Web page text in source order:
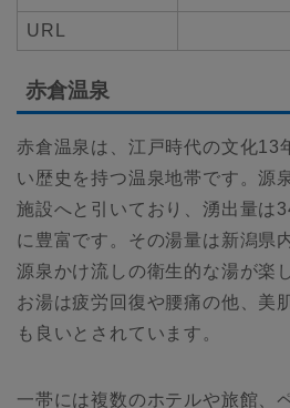
URL
赤倉温泉
赤倉温泉は、江戸時代の文化13
い歴史を持つ温泉地帯です。源
施設へと引いており、湧出量は
に豊富です。その湯量は新潟県
源泉かけ流しの衛生的な湯が楽
お湯は疲労回復や腰痛の他、美
も良いとされています。
一帯には複数のホテルや旅館、